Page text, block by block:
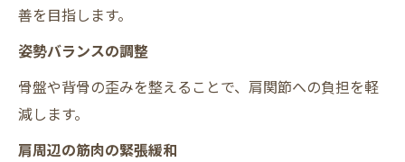
善を目指します。
姿勢バランスの調整
骨盤や背骨の歪みを整えることで、肩関節への負担を軽
減します。
肩周辺の筋肉の緊張緩和